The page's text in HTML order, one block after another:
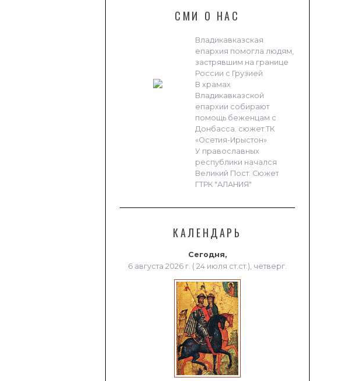
СМИ О НАС
Владикавказская
епархия помогла людям,
застрявшим на границе
России с Грузией
В храмах
Владикавказской
епархии собирают
помощь беженцам с
Донбасса. сюжет ТК
«Осетия-Ирыстон»
У православных
республики начался
Великий Пост. Сюжет
ГТРК "АЛАНИЯ"
КАЛЕНДАРЬ
Сегодня,
6 августа 2026 г. ( 24 июля ст.ст.), четверг.